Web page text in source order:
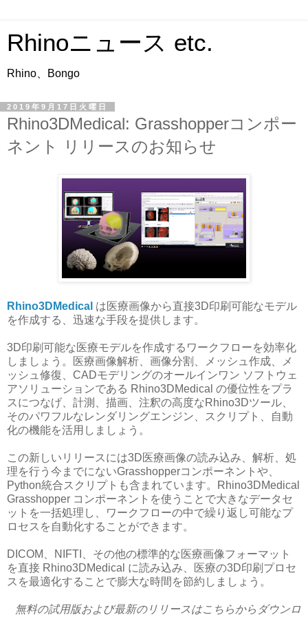
Rhinoニュース etc.
Rhino、Bongo
2019年9月17日火曜日
Rhino3DMedical: Grasshopperコンポー
ネント リリースのお知らせ
Rhino3DMedical は医療画像から直接3D印刷可能なモデル
を作成する、迅速な手段を提供します。
3D印刷可能な医療モデルを作成するワークフローを効率化
しましょう。医療画像解析、画像分割、メッシュ作成、メ
ッシュ修復、CADモデリングのオールインワン ソフトウェ
アソリューションである Rhino3DMedical の優位性をプラ
スにつなげ、計測、描画、注釈の高度なRhino3Dツール、
そのパワフルなレンダリングエンジン、スクリプト、自動
化の機能を活用しましょう。
この新しいリリースには3D医療画像の読み込み、解析、処
理を行う今までにないGrasshopperコンポーネントや、
Python統合スクリプトも含まれています。Rhino3DMedical
Grasshopper コンポーネントを使うことで大きなデータセ
ットを一括処理し、ワークフローの中で繰り返し可能なプ
ロセスを自動化することができます。
DICOM、NIFTI、その他の標準的な医療画像フォーマット
を直接 Rhino3DMedical に読み込み、医療の3D印刷プロセ
スを最適化することで膨大な時間を節約しましょう。
無料の試用版および最新のリリースはこちらからダウンロ